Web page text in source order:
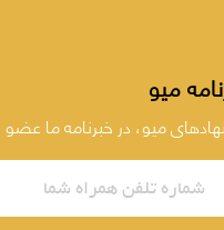
میو
میو، در خبرنامه ما